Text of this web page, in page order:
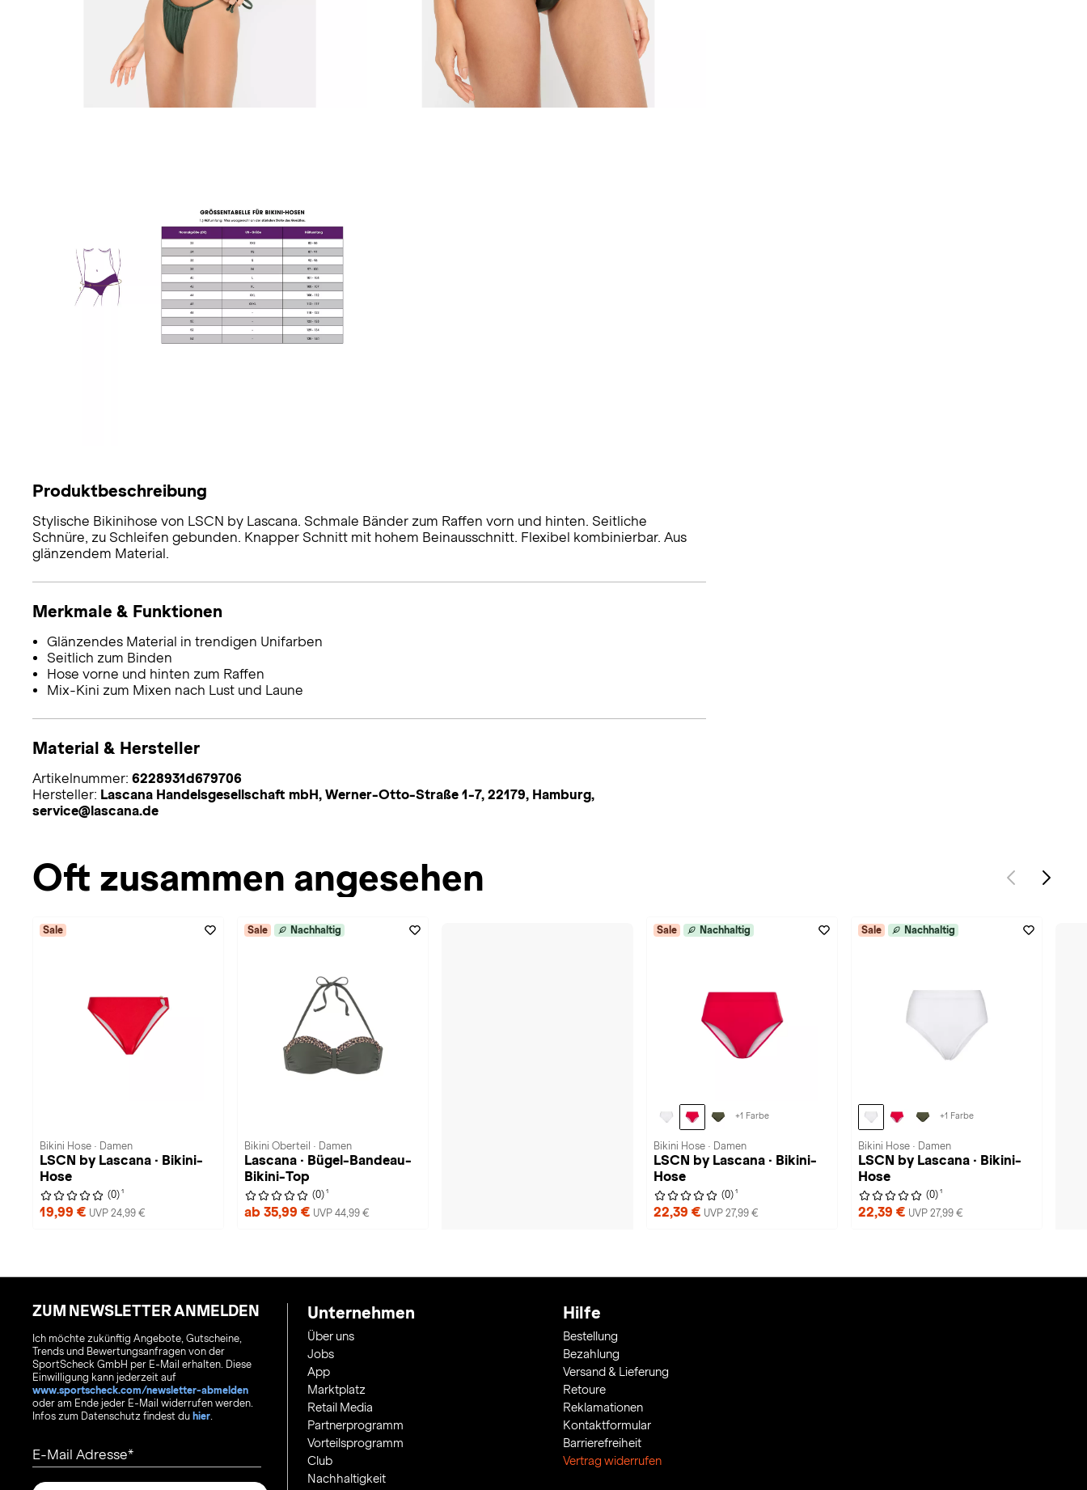
Produktbeschreibung
Stylische Bikinihose von LSCN by Lascana. Schmale Bänder zum Raffen vorn und hinten. Seitliche
Schnüre, zu Schleifen gebunden. Knapper Schnitt mit hohem Beinausschnitt. Flexibel kombinierbar. Aus
glänzendem Material.
Merkmale & Funktionen
Glänzendes Material in trendigen Unifarben
Seitlich zum Binden
Hose vorne und hinten zum Raffen
Mix-Kini zum Mixen nach Lust und Laune
Material & Hersteller
Artikelnummer: 6228931d679706
Hersteller: Lascana Handelsgesellschaft mbH, Werner-Otto-Straße 1-7, 22179, Hamburg,
service@lascana.de
Oft zusammen angesehen
Sale
Bikini Hose · Damen
LSCN by Lascana · Bikini-
Hose
(0) 1
19,99 € UVP 24,99 €
Sale Nachhaltig
Bikini Oberteil · Damen
Lascana · Bügel-Bandeau-
Bikini-Top
(0) 1
ab 35,99 € UVP 44,99 €
Sale Nachhaltig
+1 Farbe
Bikini Hose · Damen
LSCN by Lascana · Bikini-
Hose
(0) 1
22,39 € UVP 27,99 €
Sale Nachhaltig
+1 Farbe
Bikini Hose · Damen
LSCN by Lascana · Bikini-
Hose
(0) 1
22,39 € UVP 27,99 €
ZUM NEWSLETTER ANMELDEN
Ich möchte zukünftig Angebote, Gutscheine,
Trends und Bewertungsanfragen von der
SportScheck GmbH per E-Mail erhalten. Diese
Einwilligung kann jederzeit auf
www.sportscheck.com/newsletter-abmelden
oder am Ende jeder E-Mail widerrufen werden.
Infos zum Datenschutz findest du hier.
E-Mail Adresse
Unternehmen
Über uns
Jobs
App
Marktplatz
Retail Media
Partnerprogramm
Vorteilsprogramm
Club
Nachhaltigkeit
Hilfe
Bestellung
Bezahlung
Versand & Lieferung
Retoure
Reklamationen
Kontaktformular
Barrierefreiheit
Vertrag widerrufen